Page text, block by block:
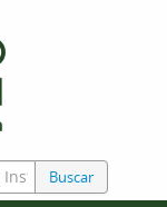
Buscar